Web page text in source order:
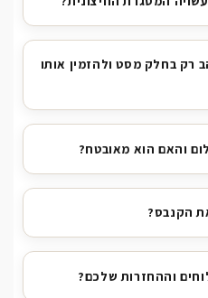
בחלק מסט ולהזמין אותו
והאם הוא מאובטח?
הקנבס?
וההחזרות שלכם?